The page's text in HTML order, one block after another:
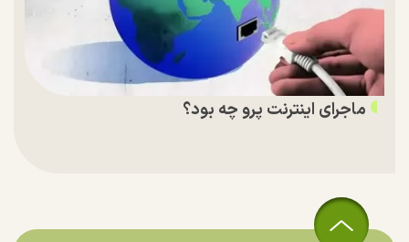
ماجرای اینترنت پرو چه بود؟